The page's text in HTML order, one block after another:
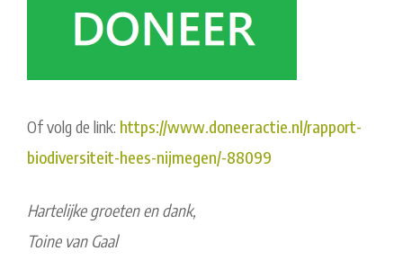
Of volg de link: https://www.doneeractie.nl/rapport-
biodiversiteit-hees-nijmegen/-88099
Hartelijke groeten en dank,
Toine van Gaal